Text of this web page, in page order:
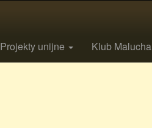
Projekty unijne Klub Malucha